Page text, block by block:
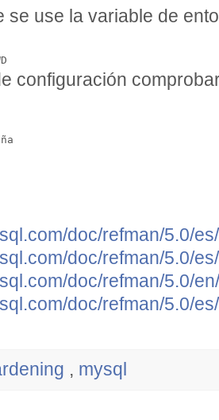
se use la variable de
configuración
doc/refman/5.0/
doc/refman/5.0/
doc/refman/5.0/
doc/refman/5.0/
, mysql